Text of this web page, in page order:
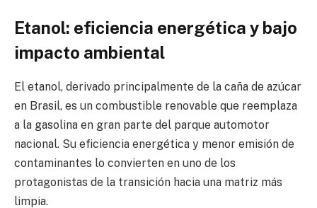
Etanol: eficiencia energética y bajo
impacto ambiental
El etanol, derivado principalmente de la caña de azúcar
en Brasil, es un combustible renovable que reemplaza
a la gasolina en gran parte del parque automotor
nacional. Su eficiencia energética y menor emisión de
contaminantes lo convierten en uno de los
protagonistas de la transición hacia una matriz más
limpia.